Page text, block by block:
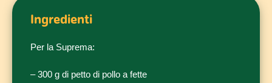
Ingredienti
Per la Suprema:
– 300 g di petto di pollo a fette